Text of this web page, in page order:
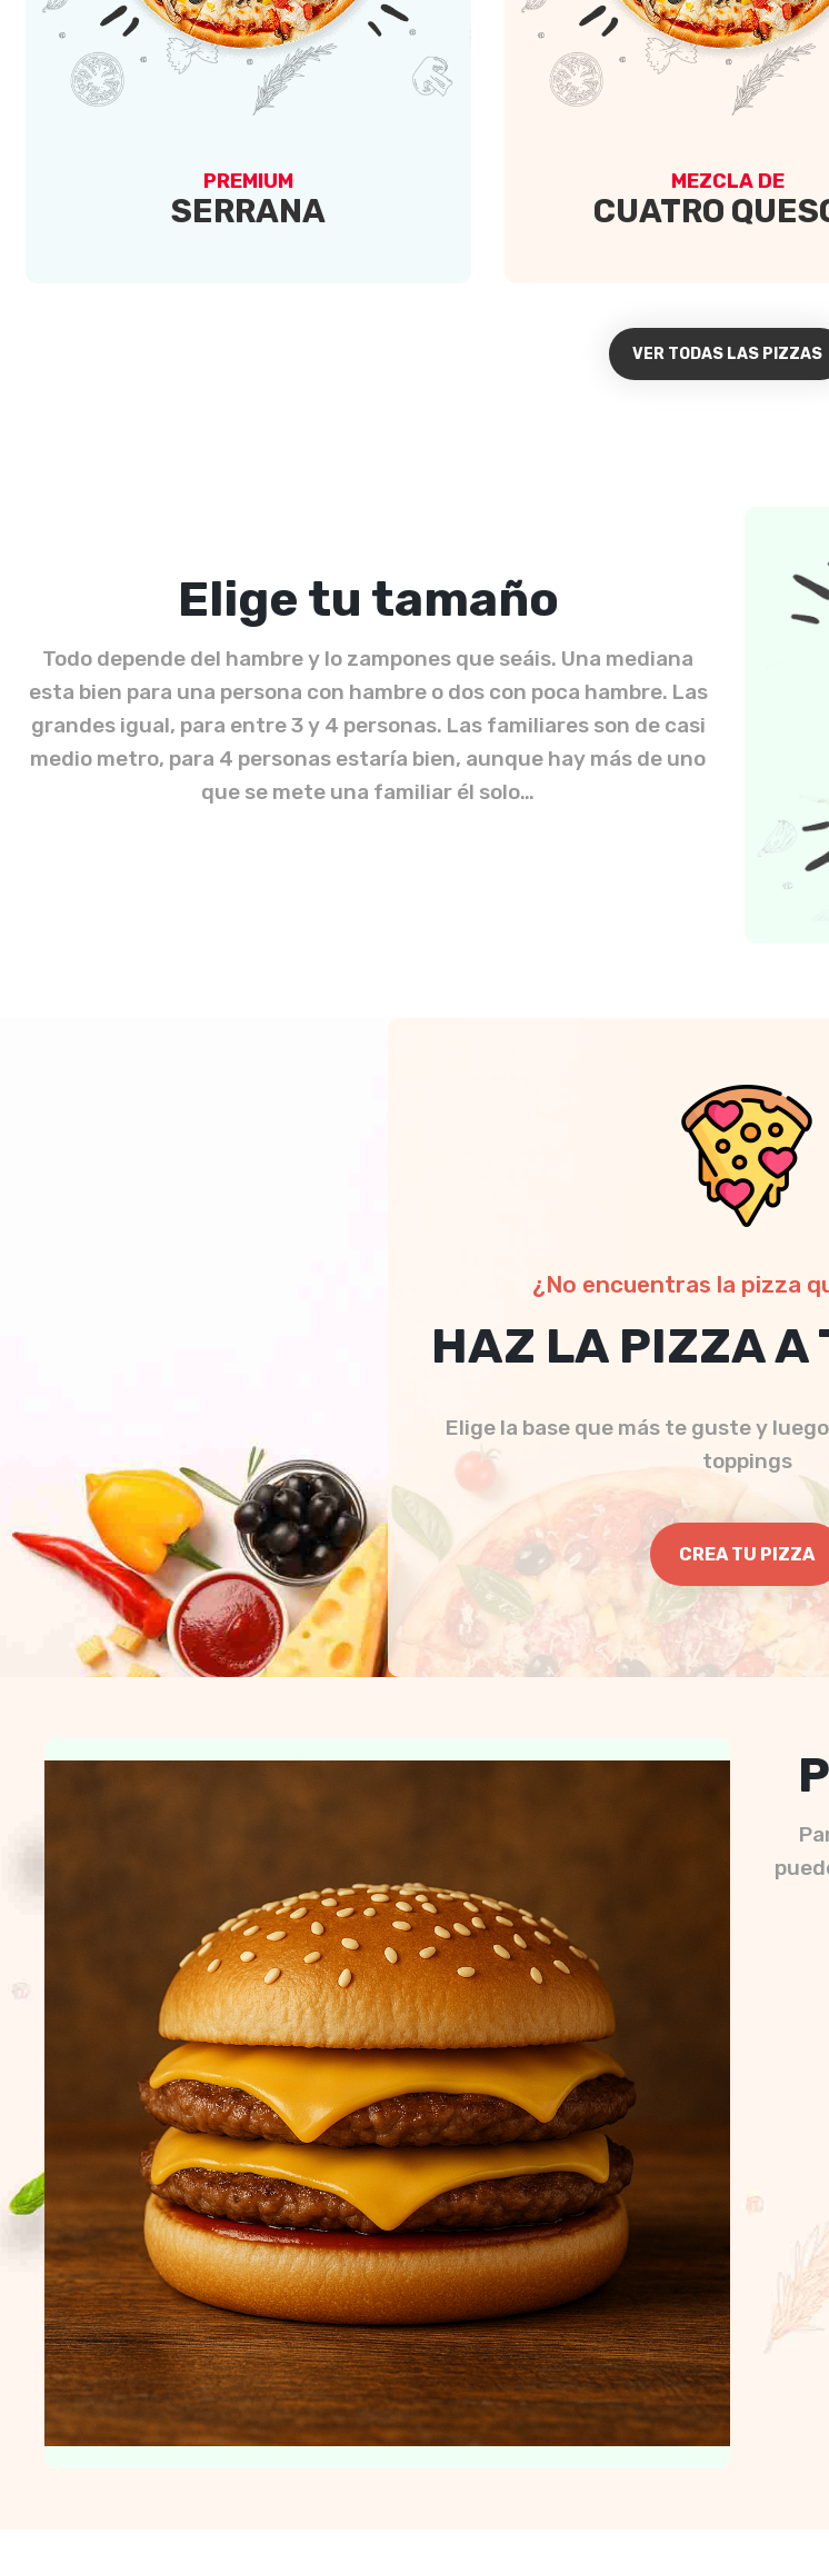
PREMIUM
SERRANA
MEZCLA DE
CUATRO
VER TODAS LAS PIZZAS
Elige tu tamaño
Todo depende del hambre y lo zampones que seáis. Una mediana
esta bien para una persona con hambre o dos con poca hambre. Las
grandes igual, para entre 3 y 4 personas. Las familiares son de casi
medio metro, para 4 personas estaría bien, aunque hay más de uno
que se mete una familiar él solo…
¿No encuentras la pizza
HAZ LA PIZZA A
Elige la base que más te guste y
toppings
CREA TU PIZZA